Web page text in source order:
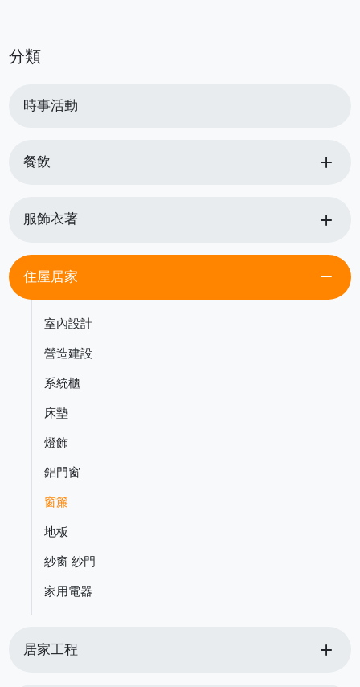
分類
時事活動
餐飲 add
服飾衣著 add
住屋居家 remove
室內設計
營造建設
系統櫃
床墊
燈飾
鋁門窗
窗簾
地板
紗窗 紗門
家用電器
居家工程 add